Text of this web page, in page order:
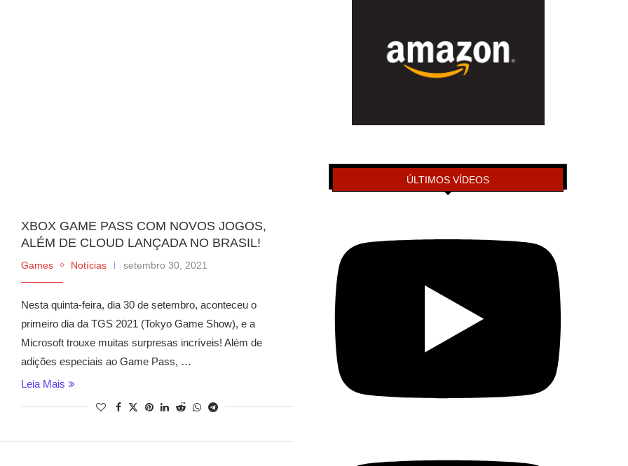
XBOX GAME PASS COM NOVOS JOGOS,
ALÉM DE CLOUD LANÇADA NO BRASIL!
Games Notícias setembro 30, 2021
Nesta quinta-feira, dia 30 de setembro, aconteceu o
primeiro dia da TGS 2021 (Tokyo Game Show), e a
Microsoft trouxe muitas surpresas incríveis! Além de
adições especiais ao Game Pass, …
Leia Mais
ÚLTIMOS VÍDEOS